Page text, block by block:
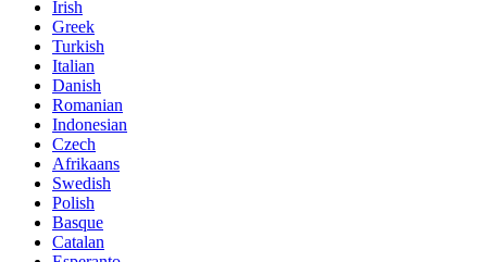
Irish
Greek
Turkish
Italian
Danish
Romanian
Indonesian
Czech
Afrikaans
Swedish
Polish
Basque
Catalan